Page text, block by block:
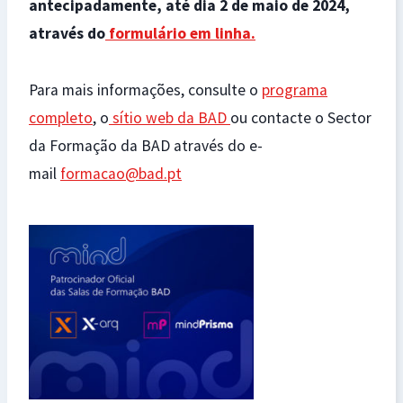
antecipadamente, até dia 2 de maio de 2024,
através do formulário em linha.
Para mais informações, consulte o programa
completo, o sítio web da BAD ou contacte o Sector
da Formação da BAD através do e-
mail formacao@bad.pt